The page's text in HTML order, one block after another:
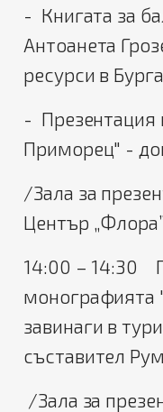
- Книгата за
Антоанета
ресурси в
- Презентация
Приморец" -
/Зала за
Център
14:00 – 14:30
монографията
завинаги в
съставител
/Зала за